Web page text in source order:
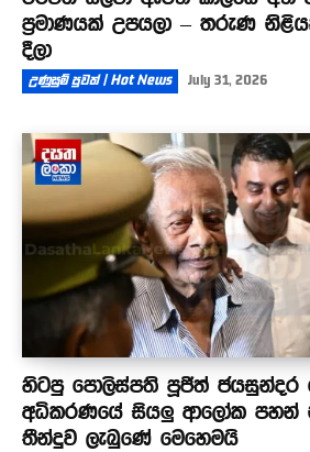
ප්‍රමාණයක් උපයලා – තරුණ
දීලා
උණුසුම් පුවත් | Hot News July 31, 2026
හිටපු පොලිස්පති පූජිත් ජයසුන්දර
අධිකරණයේ සියලු ආලෝක පහන්
තීන්දුව ලැබුණේ මෙහෙමයි